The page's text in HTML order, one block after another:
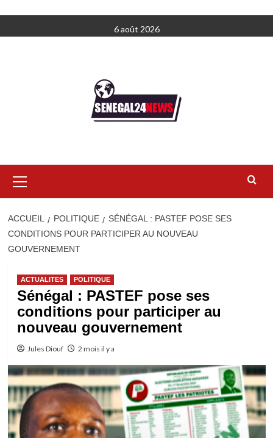
au
6 août 2026
principal
ACCUEIL POLITIQUE
SÉNÉGAL : PASTEF POSE SES
CONDITIONS POUR PARTICIPER AU NOUVEAU
GOUVERNEMENT
ACTUALITES POLITIQUE
Sénégal : PASTEF pose ses
conditions pour participer au
nouveau gouvernement
Jules Diouf 2 mois il y a